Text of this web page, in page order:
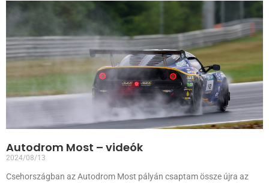
Autodrom Most – videók
2024/08/13
Csehországban az Autodrom Most pályán csaptam össze újra az